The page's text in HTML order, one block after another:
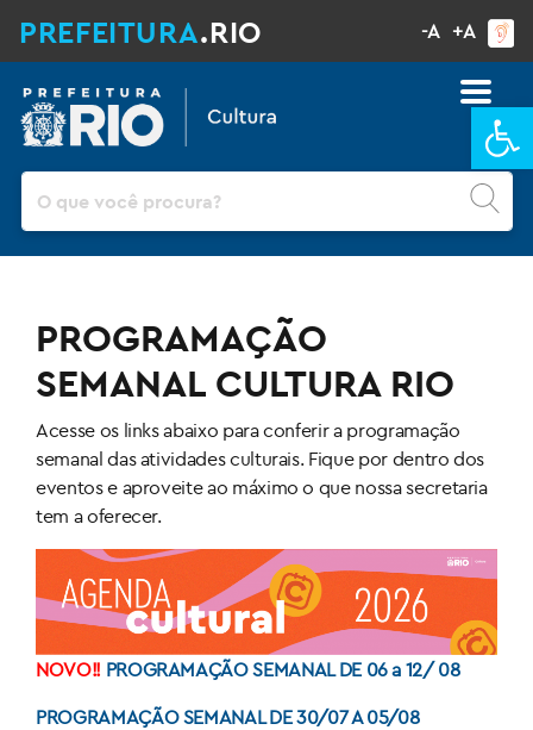
PREFEITURA.RIO -A +A
Pesquisar
PROGRAMAÇÃO
SEMANAL CULTURA RIO
Acesse os links abaixo para conferir a programação
semanal das atividades culturais. Fique por dentro dos
eventos e aproveite ao máximo o que nossa secretaria
tem a oferecer.
NOVO!! PROGRAMAÇÃO SEMANAL DE 06 a 12/ 08
PROGRAMAÇÃO SEMANAL DE 30/07 A 05/08